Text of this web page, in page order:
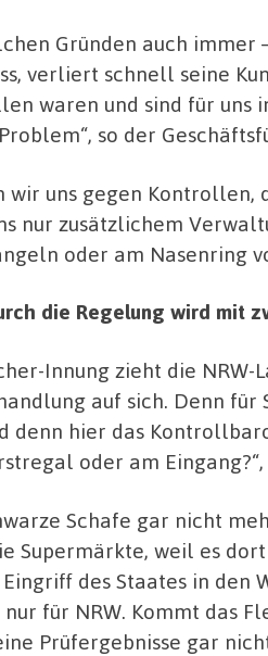
Gründen auch
verliert schnell seine
waren und sind für
so der
wir uns gegen
nur zusätzlichem
oder am Nasenring
die Regelung wird mit
Innung zieht die
auf sich. Denn für
denn hier das
oder am
Schafe gar nicht
Supermärkte, weil es
des Staates in den
für NRW. Kommt das
Prüfergebnisse gar